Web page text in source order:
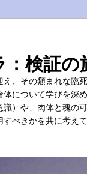
検証の
、その類まれな臨
について学びを深
）や、肉体と魂の
べきかを共に考えて